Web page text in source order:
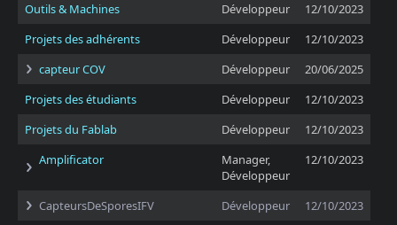
Outils & Machines
Développeur
12/10/2023
Projets des adhérents
Développeur
12/10/2023
capteur COV
Développeur
20/06/2025
Projets des étudiants
Développeur
12/10/2023
Projets du Fablab
Développeur
12/10/2023
Amplificator
Manager,
Développeur
12/10/2023
CapteursDeSporesIFV Développeur 12/10/2023